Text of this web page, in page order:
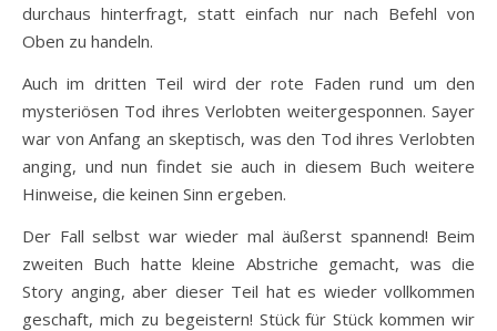
durchaus hinterfragt, statt einfach nur nach Befehl von
Oben zu handeln.
Auch im dritten Teil wird der rote Faden rund um den
mysteriösen Tod ihres Verlobten weitergesponnen. Sayer
war von Anfang an skeptisch, was den Tod ihres Verlobten
anging, und nun findet sie auch in diesem Buch weitere
Hinweise, die keinen Sinn ergeben.
Der Fall selbst war wieder mal äußerst spannend! Beim
zweiten Buch hatte kleine Abstriche gemacht, was die
Story anging, aber dieser Teil hat es wieder vollkommen
geschaft, mich zu begeistern! Stück für Stück kommen wir